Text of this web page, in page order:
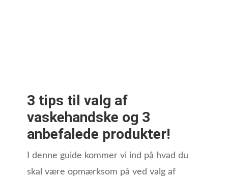
3 tips til valg af
vaskehandske og 3
anbefalede produkter!
I denne guide kommer vi ind på hvad du
skal være opmærksom på ved valg af